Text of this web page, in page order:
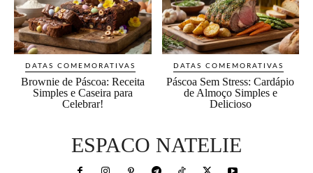
DATAS COMEMORATIVAS
Brownie de Páscoa: Receita
Simples e Caseira para
Celebrar!
DATAS COMEMORATIVAS
Páscoa Sem Stress: Cardápio
de Almoço Simples e
Delicioso
ESPACO NATELIE